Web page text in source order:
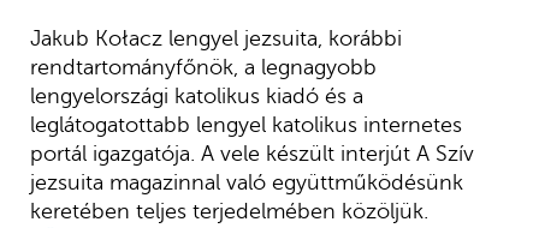
Jakub Kołacz lengyel jezsuita, korábbi
rendtartományfőnök, a legnagyobb
lengyelországi katolikus kiadó és a
leglátogatottabb lengyel katolikus internetes
portál igazgatója. A vele készült interjút A Szív
jezsuita magazinnal való együttműködésünk
keretében teljes terjedelmében közöljük.